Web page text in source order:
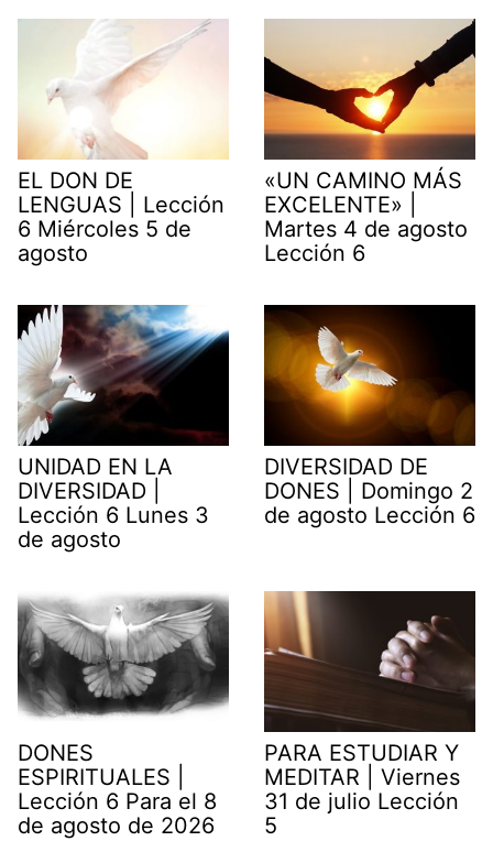
EL DON DE
LENGUAS | Lección
6 Miércoles 5 de
agosto
«UN CAMINO MÁS
EXCELENTE» |
Martes 4 de agosto
Lección 6
UNIDAD EN LA
DIVERSIDAD |
Lección 6 Lunes 3
de agosto
DIVERSIDAD DE
DONES | Domingo 2
de agosto Lección 6
DONES
ESPIRITUALES |
Lección 6 Para el 8
de agosto de 2026
PARA ESTUDIAR Y
MEDITAR | Viernes
31 de julio Lección
5